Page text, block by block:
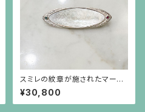
スミレの紋章が施されたマーキ
ス型の白蝶貝、エメラルド、ルビ
ーのシルバーブローチ兼ペンダ
ント
¥30,800